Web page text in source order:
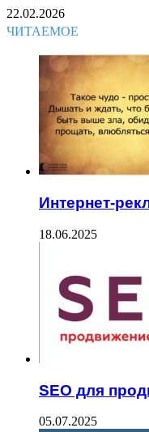
22.02.2026
ЧИТАЕМОЕ
Интернет-
18.06.2025
SEO для
05.07.2025